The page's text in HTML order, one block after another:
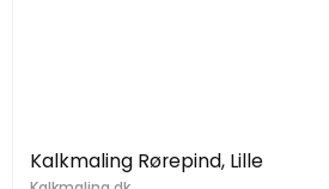
Kalkmaling Rørepind, Lille